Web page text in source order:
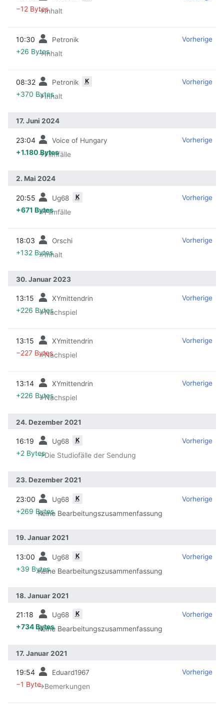
−12 Bytes→‎Inhalt
Vorherige
10:30 Petronik
+26 Bytes→‎Inhalt
Vorherige
08:32 Petronik K
+370 Bytes
→‎Inhalt
17. Juni 2024
Vorherige
23:04 Voice of Hungary
+1.180 Bytes
→‎Filmfälle
2. Mai 2024
Vorherige
20:55 Ug68 K
+671 Bytes→‎Filmfälle
Vorherige
18:03 Orschi
+132 Bytes
→‎Inhalt
30. Januar 2023
Vorherige
13:15 XYmittendrin
+226 Bytes→‎Nachspiel
Vorherige
13:15 XYmittendrin
−227 Bytes→‎Nachspiel
Vorherige
13:14 XYmittendrin
+226 Bytes→‎Nachspiel
24. Dezember 2021
Vorherige
16:19 Ug68 K
+2 Bytes→‎Die Studiofälle der Sendung
23. Dezember 2021
Vorherige
23:00 Ug68 K
+269 BytesKeine Bearbeitungszusammenfassung
19. Januar 2021
Vorherige
13:00 Ug68 K
+39 BytesKeine Bearbeitungszusammenfassung
18. Januar 2021
Vorherige
21:18 Ug68 K
+734 BytesKeine Bearbeitungszusammenfassung
17. Januar 2021
Vorherige
19:54 Eduard1967
−1 Byte→‎Bemerkungen